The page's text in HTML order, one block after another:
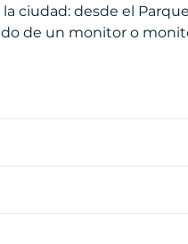
ciudad: desde el
de un monitor o
agencia, situada en el
fácil e
a visitar Lyon en
d'Or pasando por
verde» de Lyon, con sus